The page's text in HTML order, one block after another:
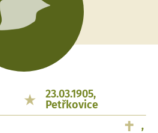
23.03.1905,
Petřkovice
,